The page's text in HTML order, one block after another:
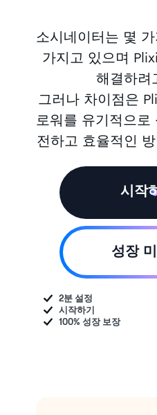
소시네이터는 몇
가지고 있으며
해결하려
그러나 차이점은
로워를 유기적으로
전하고 효율적인
시작
성장
2분 설정
시작하기
100% 성장 보장